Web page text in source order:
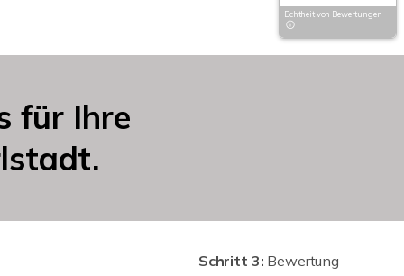
für Ihre
Schritt 3: Bewertung
Echtheit von Bewertungen